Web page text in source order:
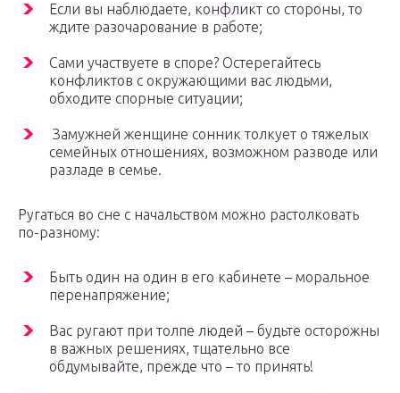
Если вы наблюдаете, конфликт со стороны, то
ждите разочарование в работе;
Сами участвуете в споре? Остерегайтесь
конфликтов с окружающими вас людьми,
обходите спорные ситуации;
Замужней женщине сонник толкует о тяжелых
семейных отношениях, возможном разводе или
разладе в семье.
Ругаться во сне с начальством можно растолковать
по-разному:
Быть один на один в его кабинете – моральное
перенапряжение;
Вас ругают при толпе людей – будьте осторожны
в важных решениях, тщательно все
обдумывайте, прежде что – то принять!